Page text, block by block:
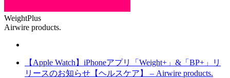
WeightPlus
Airwire products.
【Apple Watch】iPhoneアプリ「Weight+」&「BP+」リ
リースのお知らせ【ヘルスケア】 – Airwire products.